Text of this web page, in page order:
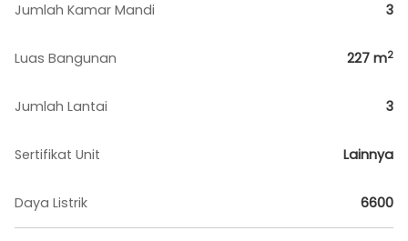
Jumlah Kamar Mandi 3
Luas Bangunan 227 m2
Jumlah Lantai 3
Sertifikat Unit Lainnya
Daya Listrik 6600